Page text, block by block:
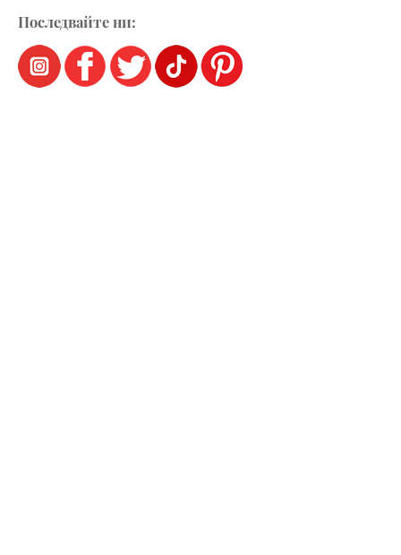
Последвайте ни: